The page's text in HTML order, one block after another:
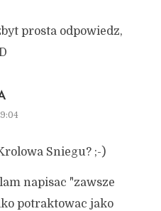
prosta odpowiedz,
Sniegu? ;-)
napisac "zawsze
potraktowac jako